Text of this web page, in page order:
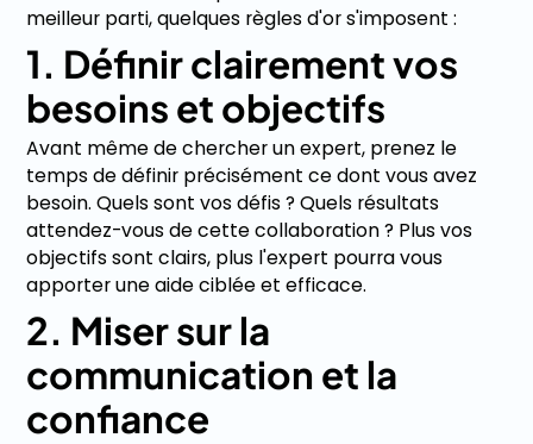
meilleur parti, quelques règles d'or s'imposent :
1. Définir clairement vos
besoins et objectifs
Avant même de chercher un expert, prenez le
temps de définir précisément ce dont vous avez
besoin. Quels sont vos défis ? Quels résultats
attendez-vous de cette collaboration ? Plus vos
objectifs sont clairs, plus l'expert pourra vous
apporter une aide ciblée et efficace.
2. Miser sur la
communication et la
confiance